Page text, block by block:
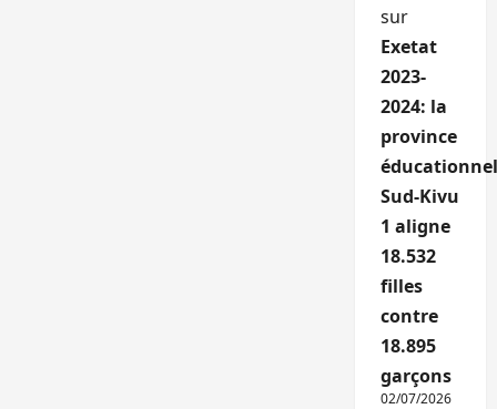
sur
Exetat
2023-
2024: la
province
Sud-Kivu
1 aligne
18.532
filles
contre
18.895
garçons
02/07/2026